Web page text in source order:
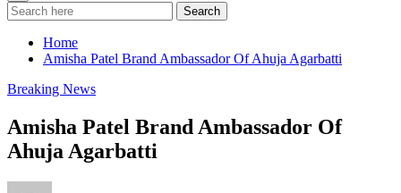
Search
Home
Amisha Patel Brand Ambassador Of Ahuja Agarbatti
Breaking News
Amisha Patel Brand Ambassador Of
Ahuja Agarbatti